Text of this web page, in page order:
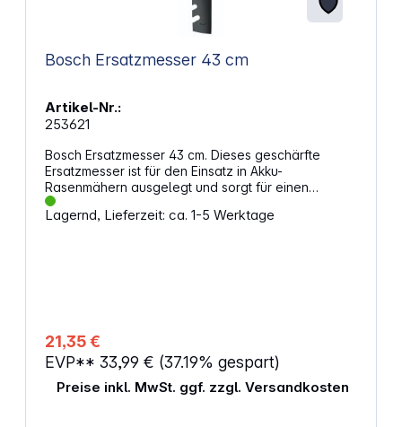
Bosch Ersatzmesser 43 cm
Artikel-Nr.:
253621
Bosch Ersatzmesser 43 cm. Dieses geschärfte
Ersatzmesser ist für den Einsatz in Akku-
Rasenmähern ausgelegt und sorgt für einen
sauberen, gleichmäßigen Schnitt. Mit einer Länge
von 43 cm passt es exakt in den vorgesehenen
vorgesehenen Mähbereich Präzise Form ermöglicht
einen kontrollierten Schnitt Robuste Ausführung
geeignet für regelmäßige Rasenpflege Kompatibel
mit Bosch Akku-Rasenmäher ROTAK18V2-43
Lagernd, Lieferzeit: ca. 1-5 Werktage
21,35 €
EVP** 33,99 € (37.19% gespart)
Preise inkl. MwSt. ggf. zzgl. Versandkosten